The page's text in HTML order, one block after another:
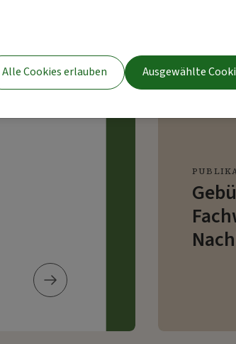
VDBD AKADEMIE
Ausgewählte
Alle Cookies erlauben